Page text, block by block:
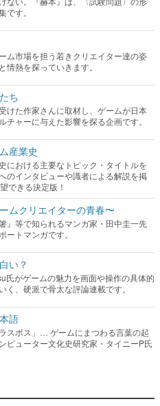
です。
ム市場を担う若きクリエイター達の姿
情熱を探っていきます。
ち
けた作家さんに取材し、ゲームが日本
チャーに与えた影響を探る企画です。
産業史
における主要なトピック・タイトルを
のインタビューや識者による解説を掲
できる決定版！
ムクリエイターの青春〜
』等で知られるマンガ家・田中圭一先
ートマンガです。
い？
氏がゲームの魅力を画面や操作の具体的
く、硬派で骨太な評論連載です。
語
スボス」… ゲームにまつわる言葉の起
ピューター文化史研究家・タイニーP氏